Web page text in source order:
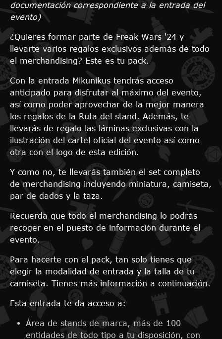
documentación correspondiente a la entrada del
evento)
¿Quieres formar parte de Freak Wars '24 y
llevarte varios regalos exclusivos además de todo
el merchandising? Este es tu pack.
Con la entrada Mikunikus tendrás acceso
anticipado para disfrutar al máximo del evento,
así como poder aprovechar de la mejor manera
los regalos de la Ruta del stand. Además, te
llevarás de regalo las láminas exclusivas con la
ilustración del cartel oficial del evento así como
otra con el logo de esta edición.
Y como no, te llevarás también el set completo
de merchandising incluyendo miniatura, camiseta,
par de dados y la taza.
Recuerda que todo el merchandising lo podrás
recoger en el puesto de información durante el
evento.
Para hacerte con el pack, tan solo tienes que
elegir la modalidad de entrada y la talla de tu
camiseta. Tienes más información a continuación.
Esta entrada te da acceso a:
Área de stands de marca, más de 100
entidades de todo tipo a tu disposición, con